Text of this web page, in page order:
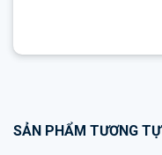
SẢN PHẨM TƯƠNG TỰ